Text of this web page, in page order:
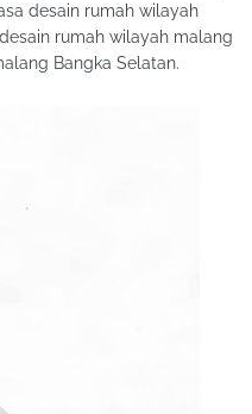
desain rumah wilayah
rumah wilayah malang
Bangka Selatan.